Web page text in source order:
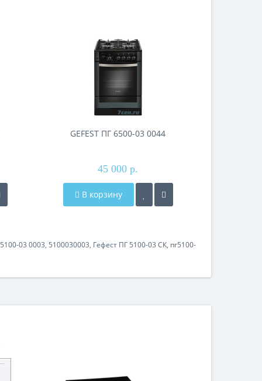
GEFEST ПГ 6500-03 0044
45 000 р.
В корзину
5100-03 0003, 5100030003, Гефест ПГ 5100-03 СК, пг5100-